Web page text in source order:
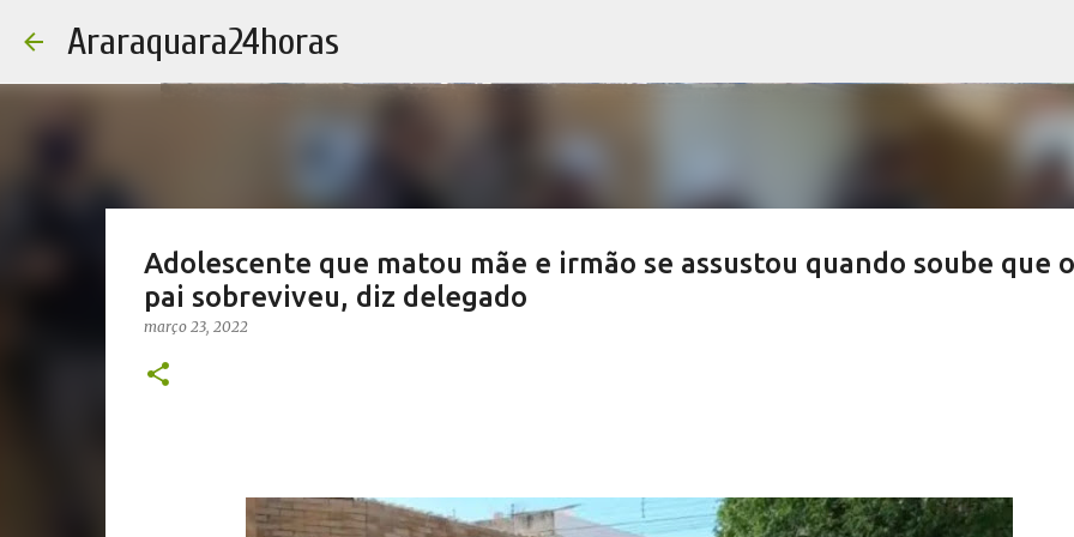
Araraquara24horas
Adolescente que matou mãe e irmão se assustou quando soube que o
pai sobreviveu, diz delegado
março 23, 2022